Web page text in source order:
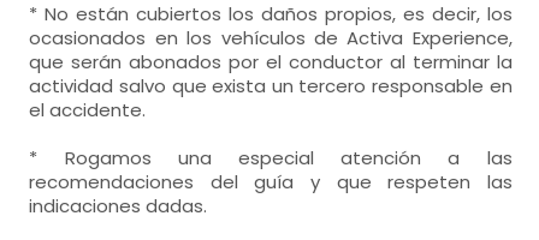
* No están cubiertos los daños propios, es decir, los
ocasionados en los vehículos de Activa Experience,
que serán abonados por el conductor al terminar la
actividad salvo que exista un tercero responsable en
el accidente.
* Rogamos una especial atención a las
recomendaciones del guía y que respeten las
indicaciones dadas.